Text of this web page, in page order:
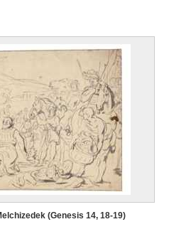
(Genesis 14, 18-19)